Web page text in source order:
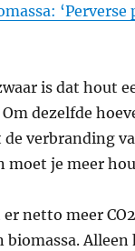
is dat hout
dezelfde
verbranding
moet je meer
netto meer
biomassa. Alleen